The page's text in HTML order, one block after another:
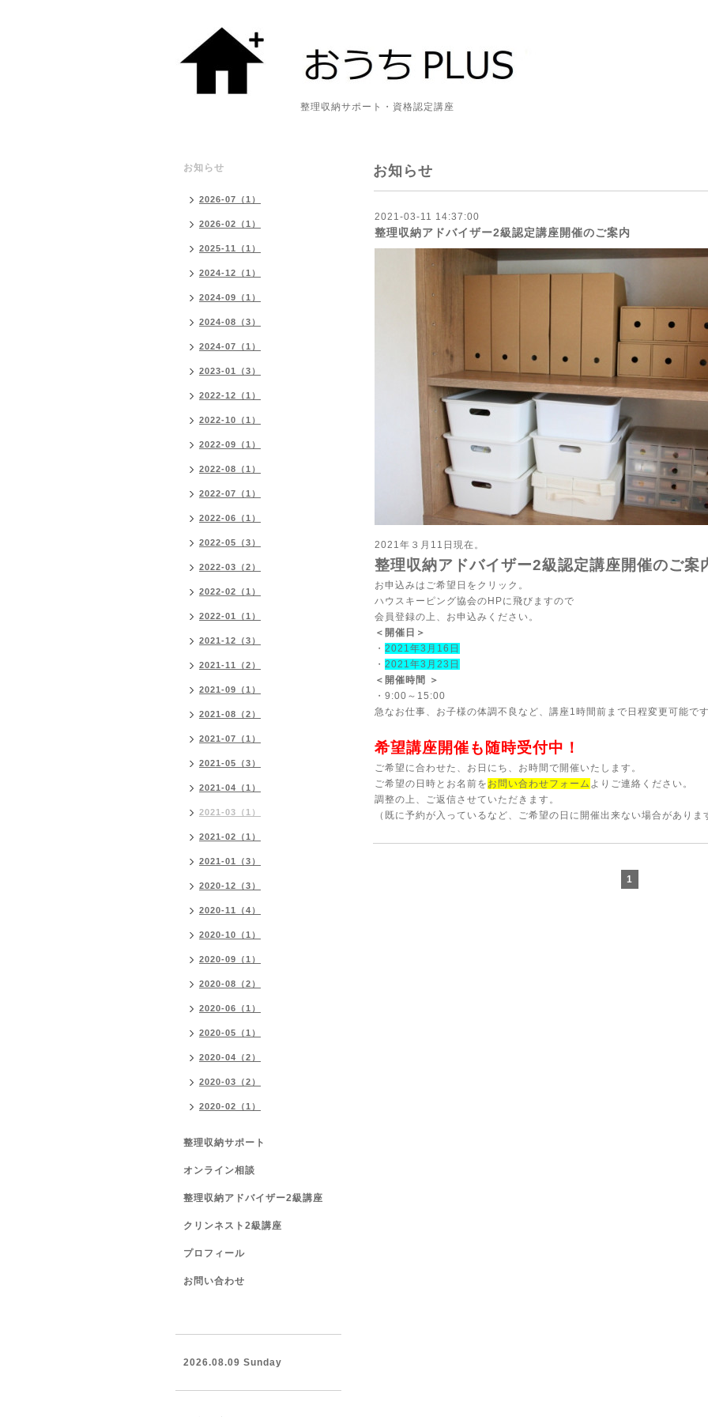
整理収納サポート・資格認定講座
お知らせ
2021-03-11 14:37:00
整理収納アドバイザー2級認定講座開催のご案内
2021年３月11日現在。
整理収納アドバイザー2級認定講座開催のご案
お申込みはご希望日をクリック。
ハウスキーピング協会のHPに飛びますので
会員登録の上、お申込みください。
＜開催日＞
・ 2021年3月16日
・ 2021年3月23日
＜開催時間 ＞
・9:00～15:00
急なお仕事、お子様の体調不良など、講座1時間前まで日程変更可能で
希望講座開催も随時受付中！
ご希望に合わせた、お日にち、お時間で開催いたします。
ご希望の日時とお名前を お問い合わせフォーム よりご連絡ください。
調整の上、ご返信させていただきます。
（既に予約が入っているなど、ご希望の日に開催出来ない場合があり
1
お知らせ
2026-07（1）
2026-02（1）
2025-11（1）
2024-12（1）
2024-09（1）
2024-08（3）
2024-07（1）
2023-01（3）
2022-12（1）
2022-10（1）
2022-09（1）
2022-08（1）
2022-07（1）
2022-06（1）
2022-05（3）
2022-03（2）
2022-02（1）
2022-01（1）
2021-12（3）
2021-11（2）
2021-09（1）
2021-08（2）
2021-07（1）
2021-05（3）
2021-04（1）
2021-03（1）
2021-02（1）
2021-01（3）
2020-12（3）
2020-11（4）
2020-10（1）
2020-09（1）
2020-08（2）
2020-06（1）
2020-05（1）
2020-04（2）
2020-03（2）
2020-02（1）
整理収納サポート
オンライン相談
整理収納アドバイザー2級講座
クリンネスト2級講座
プロフィール
お問い合わせ
2026.08.09 Sunday